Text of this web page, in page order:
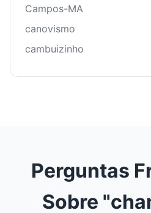
Campos-MA
canovismo
cambuizinho
Perguntas
Sobre